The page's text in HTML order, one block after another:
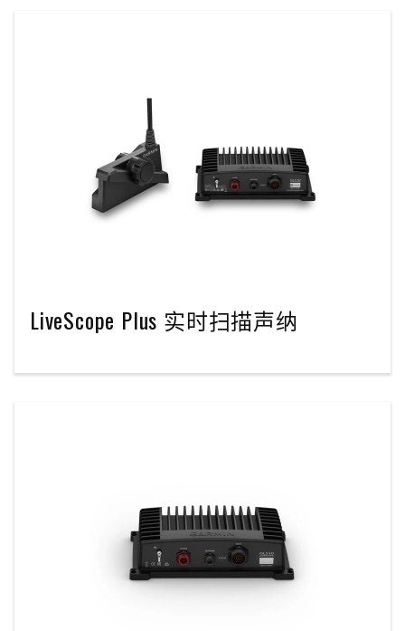
LiveScope Plus 实时扫描声纳